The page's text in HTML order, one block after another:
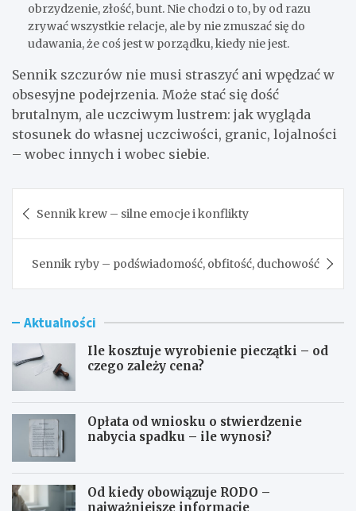
obrzydzenie, złość, bunt. Nie chodzi o to, by od razu
zrywać wszystkie relacje, ale by nie zmuszać się do
udawania, że coś jest w porządku, kiedy nie jest.
Sennik szczurów nie musi straszyć ani wpędzać w
obsesyjne podejrzenia. Może stać się dość
brutalnym, ale uczciwym lustrem: jak wygląda
stosunek do własnej uczciwości, granic, lojalności
– wobec innych i wobec siebie.
wpisu
Sennik krew – silne emocje i konflikty
Sennik ryby – podświadomość, obfitość, duchowość
Aktualności
Ile kosztuje wyrobienie pieczątki – od
czego zależy cena?
Opłata od wniosku o stwierdzenie
nabycia spadku – ile wynosi?
Od kiedy obowiązuje RODO –
najważniejsze informacje